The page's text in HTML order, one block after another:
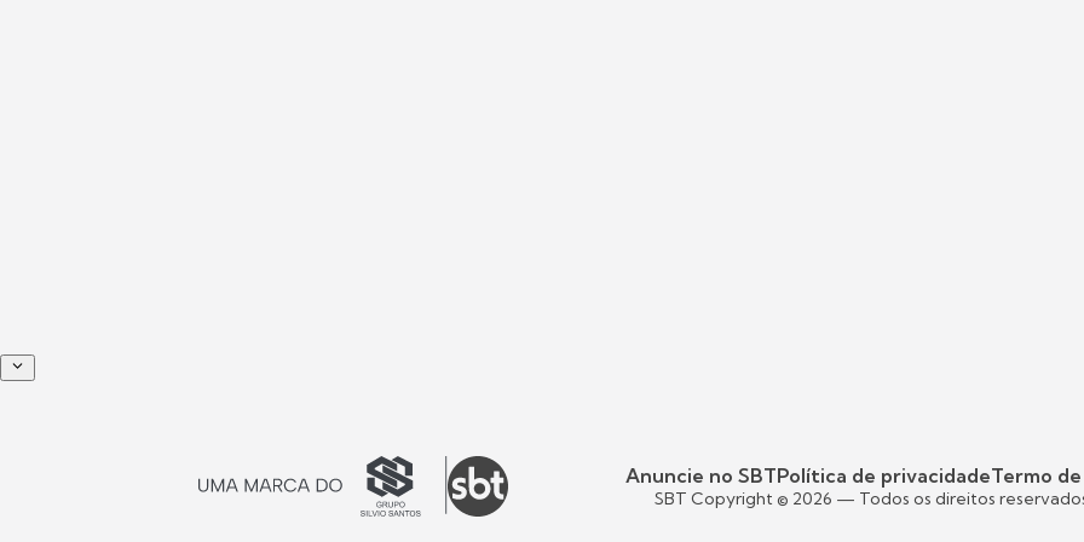
Anuncie no SBTPolítica de privacidadeTermo de
SBT Copyright © 2026 — Todos os direitos